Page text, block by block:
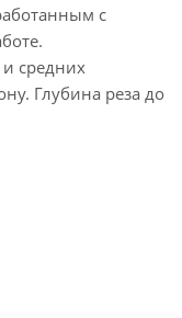
с
средних
Глубина реза до